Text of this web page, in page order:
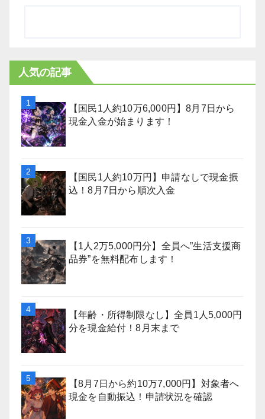
人気の記事
【国民1人約10万6,000円】8月7日から
現金入金が始まります！
【国民1人約10万円】申請なしで現金振
込！8月7日から順次入金
【1人2万5,000円分】全員へ”生活支援商
品券”を無料配布します！
【年齢・所得制限なし】全員1人5,000円
分を現金給付！8月末まで
【8月7日から約10万7,000円】対象者へ
現金を自動振込！申請状況を確認